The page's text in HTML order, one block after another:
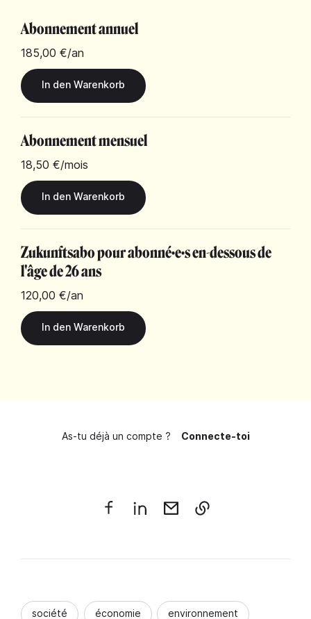
Abonnement annuel
185,00 €/an
Abonnement mensuel
18,50 €/mois
Zukunftsabo pour abonné·e·s en-dessous de
l'âge de 26 ans
120,00 €/an
As-tu déjà un compte ? Connecte-toi
société économie environnement